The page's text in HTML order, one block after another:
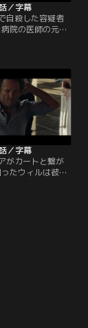
／字幕
自殺した容疑者
院の医師の元
レが訪れる。ば
だと訴えるが、
な人物、スカー
事務所に行く
を発見する。急
くも、彼女は死
／字幕
がカートと繋が
たウィルは彼女
内で自殺したア
仕事を請け、暗